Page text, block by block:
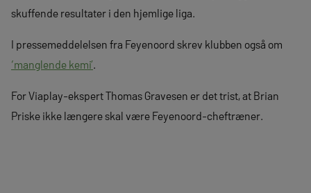
skuffende resultater i den hjemlige liga.
I pressemeddelelsen fra Feyenoord skrev klubben også om
‘manglende kemi’.
For Viaplay-ekspert Thomas Gravesen er det trist, at Brian
Priske ikke længere skal være Feyenoord-cheftræner.